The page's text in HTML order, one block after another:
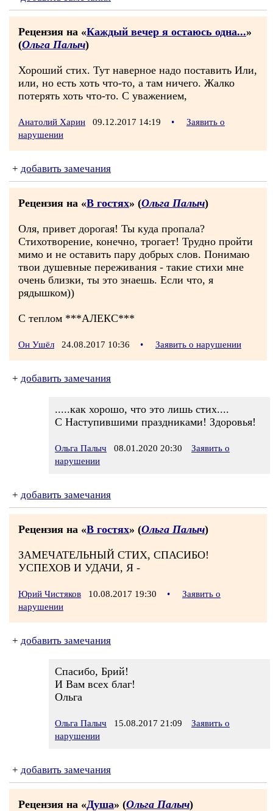
Рецензия на «Каждый вечер я остаюсь одна...»
(Ольга Палыч)
Хороший стих. Тут наверное надо поставить Или,
или, но есть хоть что-то, а там ничего. Жалко
потерять хоть что-то. С уважением,
Анатолий Харин 09.12.2017 14:19 •
Заявить о
нарушении
+ добавить замечания
Рецензия на «В гостях» (Ольга Палыч)
Оля, привет дорогая! Ты куда пропала?
Стихотворение, конечно, трогает! Трудно пройти
мимо и не оставить пару добрых слов. Понимаю
твои душевные переживания - такие стихи мне
очень близки, ты это знаешь. Если что, я
рядышком))
С теплом ***АЛЕКС***
Он Ушёл 24.08.2017 10:36 • Заявить о нарушении
+ добавить замечания
.....как хорошо, что это лишь стих....
С Наступившими праздниками! Здоровья!
Ольга Палыч 08.01.2020 20:30
Заявить о
нарушении
+ добавить замечания
Рецензия на «В гостях» (Ольга Палыч)
ЗАМЕЧАТЕЛЬНЫЙ СТИХ, СПАСИБО!
УСПЕХОВ И УДАЧИ, Я -
Юрий Чистяков 10.08.2017 19:30 •
Заявить о
нарушении
+ добавить замечания
Спасибо, Брий!
И Вам всех благ!
Ольга
Ольга Палыч 15.08.2017 21:09
Заявить о
нарушении
+ добавить замечания
Рецензия на «Душа» (Ольга Палыч)